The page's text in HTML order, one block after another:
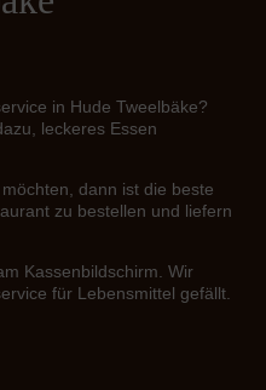
in Hude Tweelbäke?
leckeres Essen
dann ist die beste
zu bestellen und liefern
Kassenbildschirm. Wir
für Lebensmittel gefällt.